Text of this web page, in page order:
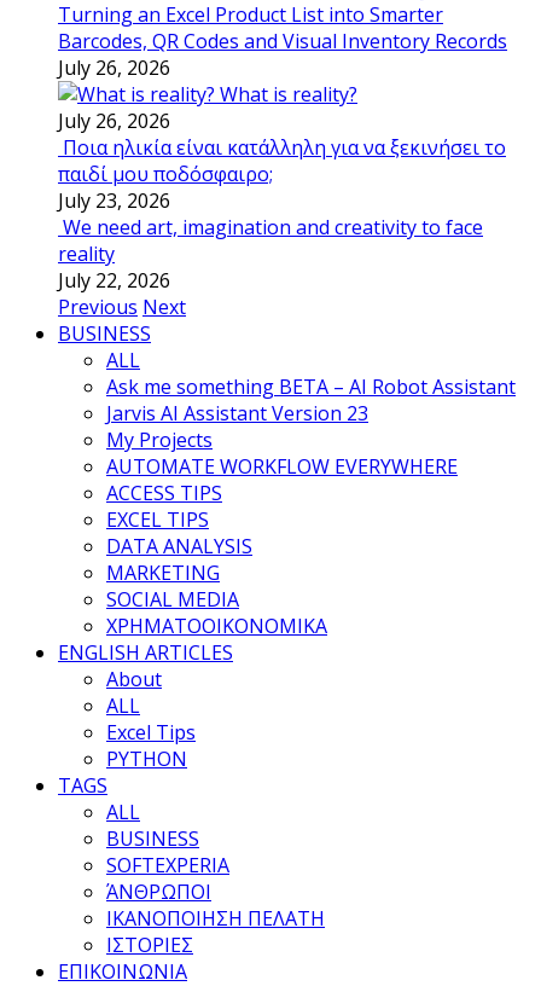
Turning an Excel Product List into Smarter
Barcodes, QR Codes and Visual Inventory Records
July 26, 2026
What is reality?
July 26, 2026
Ποια ηλικία είναι κατάλληλη για να ξεκινήσει το
παιδί μου ποδόσφαιρο;
July 23, 2026
We need art, imagination and creativity to face
reality
July 22, 2026
Previous Next
BUSINESS
ALL
Ask me something BETA – AI Robot Assistant
Jarvis AI Assistant Version 23
My Projects
AUTOMATE WORKFLOW EVERYWHERE
ACCESS TIPS
EXCEL TIPS
DATA ANALYSIS
MARKETING
SOCIAL MEDIA
ΧΡΗΜΑΤΟΟΙΚΟΝΟΜΙΚΑ
ENGLISH ARTICLES
About
ALL
Excel Tips
PYTHON
TAGS
ALL
BUSINESS
SOFTEXPERIA
ΆΝΘΡΩΠΟΙ
ΙΚΑΝΟΠΟΙΗΣΗ ΠΕΛΑΤΗ
ΙΣΤΟΡΙΕΣ
ΕΠΙΚΟΙΝΩΝΙΑ